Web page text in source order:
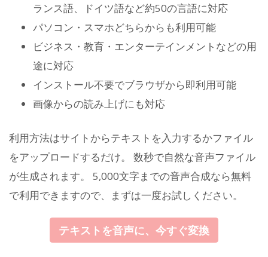
ランス語、ドイツ語など約50の言語に対応
パソコン・スマホどちらからも利用可能
ビジネス・教育・エンターテインメントなどの用
途に対応
インストール不要でブラウザから即利用可能
画像からの読み上げにも対応
利用方法はサイトからテキストを入力するかファイル
をアップロードするだけ。 数秒で自然な音声ファイル
が生成されます。 5,000文字までの音声合成なら無料
で利用できますので、まずは一度お試しください。
テキストを音声に、今すぐ変換